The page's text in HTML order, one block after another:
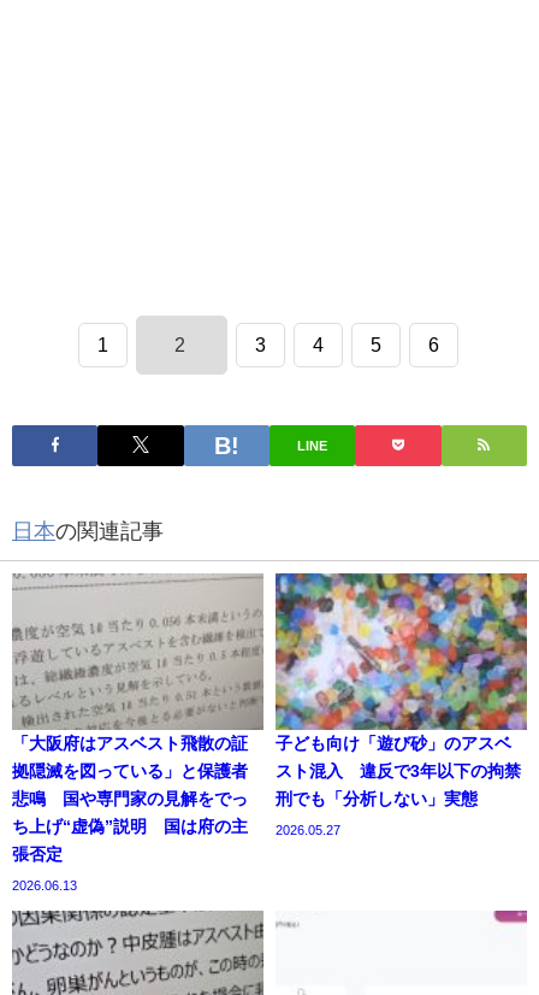
1 2 3 4 5 6
LINE
日本の関連記事
「大阪府はアスベスト飛散の証
拠隠滅を図っている」と保護者
悲鳴 国や専門家の見解をでっ
ち上げ“虚偽”説明 国は府の主
張否定
2026.06.13
子ども向け「遊び砂」のアスベ
スト混入 違反で3年以下の拘禁
刑でも「分析しない」実態
2026.05.27